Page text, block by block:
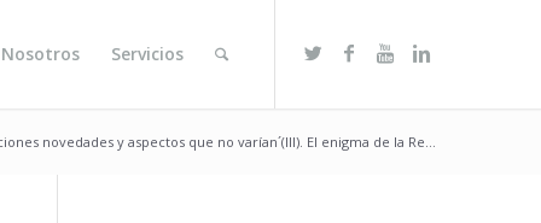
Servicios
novedades y aspectos que no varían´(III). El enigma de la Re...